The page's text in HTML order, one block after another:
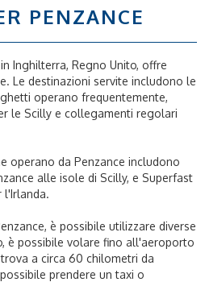
PENZANCE
Inghilterra, Regno Unito, offre
Le destinazioni servite includono le
operano frequentemente,
le Scilly e collegamenti regolari
operano da Penzance includono
alle isole di Scilly, e Superfast
l'Irlanda.
è possibile utilizzare diverse
è possibile volare fino all'aeroporto
a circa 60 chilometri da
prendere un taxi o